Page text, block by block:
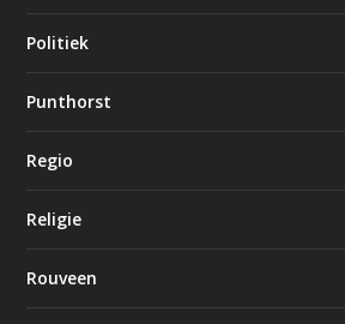
Politiek
Punthorst
Regio
Religie
Rouveen